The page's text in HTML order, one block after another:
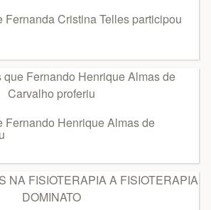
Fernanda Cristina Telles participou
Fernando Henrique Almas de